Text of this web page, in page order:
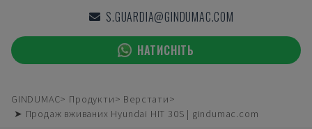
S.GUARDIA@GINDUMAC.COM
НАТИСНІТЬ
GINDUMAC Продукти
Верстати
➤ Продаж вживаних Hyundai HIT 30S | gindumac.com